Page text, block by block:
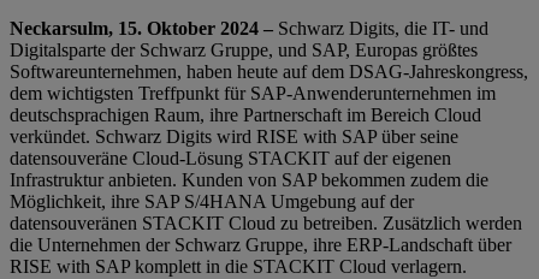
Neckarsulm, 15. Oktober 2024 – Schwarz Digits, die IT- und
Digitalsparte der Schwarz Gruppe, und SAP, Europas größtes
Softwareunternehmen, haben heute auf dem DSAG-Jahreskongress,
dem wichtigsten Treffpunkt für SAP-Anwenderunternehmen im
deutschsprachigen Raum, ihre Partnerschaft im Bereich Cloud
verkündet. Schwarz Digits wird RISE with SAP über seine
datensouveräne Cloud-Lösung STACKIT auf der eigenen
Infrastruktur anbieten. Kunden von SAP bekommen zudem die
Möglichkeit, ihre SAP S/4HANA Umgebung auf der
datensouveränen STACKIT Cloud zu betreiben. Zusätzlich werden
die Unternehmen der Schwarz Gruppe, ihre ERP-Landschaft über
RISE with SAP komplett in die STACKIT Cloud verlagern.